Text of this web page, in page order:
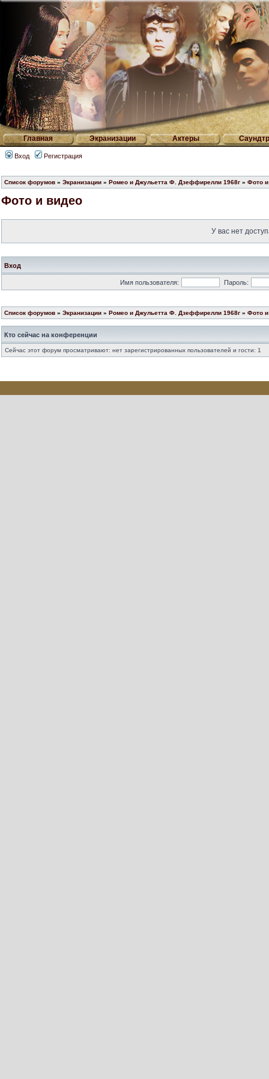
Главная Экранизации Актеры
Вход Регистрация
Список форумов » Экранизации » Ромео и Джульетта Ф. Дзеффирелли 1968г » Фото
Фото и видео
У вас нет
Вход
Имя пользователя: Пароль:
Список форумов » Экранизации » Ромео и Джульетта Ф. Дзеффирелли 1968г » Фото
Кто сейчас на конференции
Сейчас этот форум просматривают: нет зарегистрированных пользователей и гости: 1